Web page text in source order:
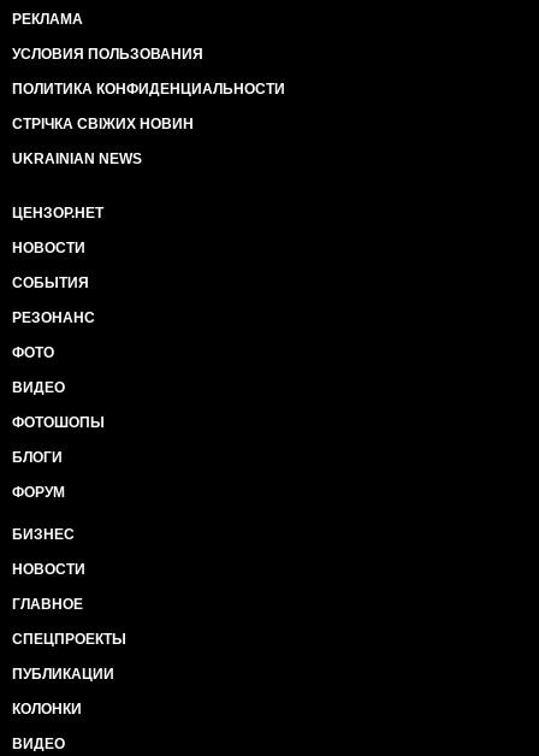
РЕКЛАМА
УСЛОВИЯ ПОЛЬЗОВАНИЯ
ПОЛИТИКА КОНФИДЕНЦИАЛЬНОСТИ
СТРІЧКА СВІЖИХ НОВИН
UKRAINIAN NEWS
ЦЕНЗОР.НЕТ
НОВОСТИ
СОБЫТИЯ
РЕЗОНАНС
ФОТО
ВИДЕО
ФОТОШОПЫ
БЛОГИ
ФОРУМ
БИЗНЕС
НОВОСТИ
ГЛАВНОЕ
СПЕЦПРОЕКТЫ
ПУБЛИКАЦИИ
КОЛОНКИ
ВИДЕО